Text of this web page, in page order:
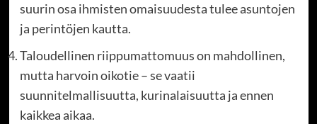
suurin osa ihmisten omaisuudesta tulee asuntojen
ja perintöjen kautta.
Taloudellinen riippumattomuus on mahdollinen,
mutta harvoin oikotie – se vaatii
suunnitelmallisuutta, kurinalaisuutta ja ennen
kaikkea aikaa.